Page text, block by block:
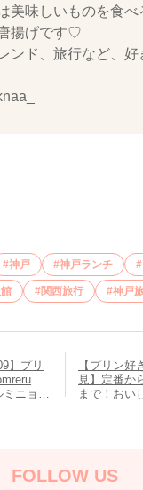
美味しいものを食べ
揚げです♡
ンド、旅行など、
神戸 神戸ランチ
関西旅行 神戸
】プリ
ニョ
【プリン好
見】定番か
まで！おい
FOLLOW US